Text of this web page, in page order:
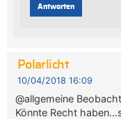
Antworten
Polarlicht
10/04/2018 16:09
@allgemeine
Könnte Recht